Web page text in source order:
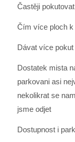
Častěji
Čím více ploch
Dávat více pokut
Dostatek mista
parkovani asi
nekolikrat se
jsme odjet
Dostupnost i